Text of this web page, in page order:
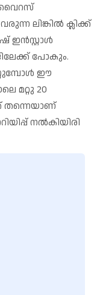
വൈറസ്
ലിങ്കിൽ ക്ലിക്ക്
പോകും.
ഈ
മറ്റു 20
നൽകിയിരി